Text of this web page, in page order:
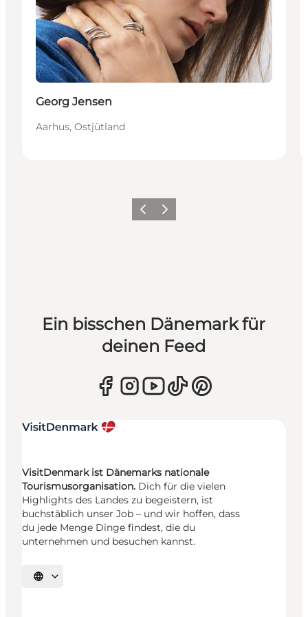
Georg Jensen
Aarhus, Ostjütland
ZurückWeiter
Ein bisschen Dänemark für
deinen Feed
VisitDenmark ist Dänemarks nationale
Tourismusorganisation. Dich für die vielen
Highlights des Landes zu begeistern, ist
buchstäblich unser Job – und wir hoffen, dass
du jede Menge Dinge findest, die du
unternehmen und besuchen kannst.
Sprache auswählen